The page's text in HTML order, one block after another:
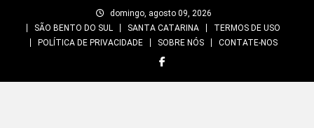
domingo, agosto 09, 2026
SÃO BENTO DO SUL
SANTA CATARINA
TERMOS DE USO
POLÍTICA DE PRIVACIDADE
SOBRE NÓS CONTATE-NOS